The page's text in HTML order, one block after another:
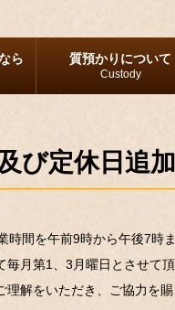
ら 質預かりについて
Custody
び定休日追
時間を午前9時から午後7時
毎月第1、3月曜日とさせて
理解をいただき、ご協力を